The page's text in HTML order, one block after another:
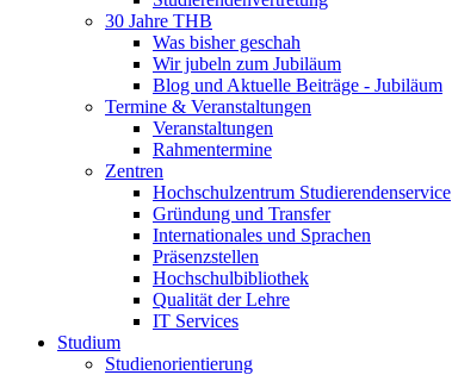
30 Jahre THB
Was bisher geschah
Wir jubeln zum Jubiläum
Blog und Aktuelle Beiträge - Jubiläum
Termine & Veranstaltungen
Veranstaltungen
Rahmentermine
Zentren
Hochschulzentrum Studierendenservice
Gründung und Transfer
Internationales und Sprachen
Präsenzstellen
Hochschulbibliothek
Qualität der Lehre
IT Services
Studium
Studienorientierung